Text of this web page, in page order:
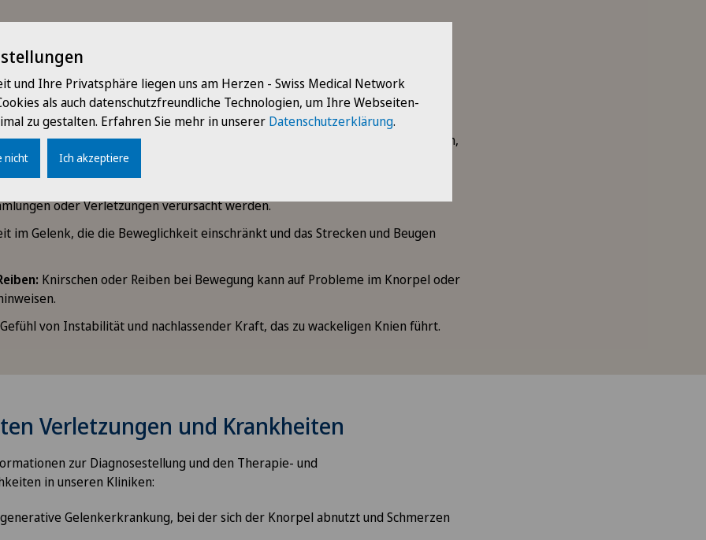
und Symptome
und Symptomen von Knieschmerzen gehören die folgenden
und Häufigkeit variieren können:
kann unterschiedlich stark sein, von milden Beschwerden bis zu starken,
oder Verletzungen verursacht werden.
im Gelenk, die die Beweglichkeit einschränkt und das Strecken und Beugen
Knirschen oder Reiben bei Bewegung kann auf Probleme im Knorpel oder
von Instabilität und nachlassender Kraft, das zu wackeligen Knien führt.
Verletzungen und Krankheiten
zur Diagnosestellung und den Therapie- und
in unseren Kliniken:
Gelenkerkrankung, bei der sich der Knorpel abnutzt und Schmerzen
und Ihre Privatsphäre liegen uns am Herzen - Swiss Medical Network
als auch datenschutzfreundliche Technologien, um Ihre Webseiten-
zu gestalten. Erfahren Sie mehr in unserer Datenschutzerklärung.
nicht Ich akzeptiere